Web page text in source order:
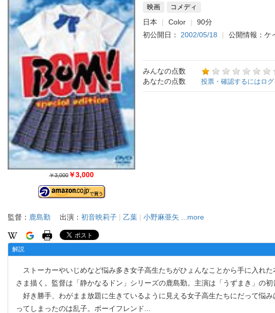
￥3,000 ￥3,000
映画 コメディ
日本 Color
90分
初公開日： 2002/05/18 公開情報：ケ
みんなの点数
あなたの点数
投票・確認するにはログ
監督： 鹿島勤 出演： 初音映莉子 | 乙葉 | 小野麻亜矢 ...more
解説
ストーカーやいじめなど悩み多き女子高生たちがひょんなことから手に入れ
さま描く。監督は「静かなるドン」シリーズの鹿島勤。主演は「うずまき」の初
好き勝手、わがまま放題に生きているように見える女子高生たちにだって悩
ってしまったのは乱子。ボーイフレンド